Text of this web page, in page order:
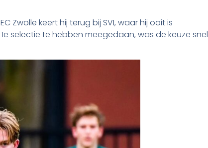
Zwolle keert hij terug bij SVI, waar hij ooit is
selectie te hebben meegedaan, was de keuze snel